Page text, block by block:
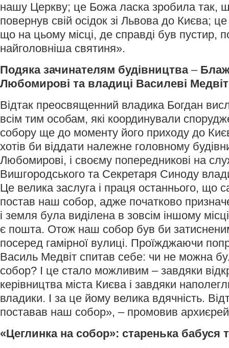
нашу Церкву; це Божа ласка зробила так,
повернув свій осідок зі Львова до Києва;
що на цьому місці, де справді був пустир,
найголовніша святиня».
Подяка зачинателям будівництва –
Любомирові та владиці Василеві
Відтак преосвященний владика Богдан
всім тим особам, які координували
собору ще до моменту його приходу до
хотів би віддати належне головному
Любомирові, і своєму попередникові на
Вишгородського та Секретаря Синоду
Це велика заслуга і праця останнього, що
постав наш собор, адже початково
і земля була виділена в зовсім іншому
є пошта. Отож наш собор був би
посеред гамірної вулиці. Проїжджаючи
Василь Медвіт спитав себе: чи не можна
собор? І це стало можливим – завдяки
керівництва міста Києва і завдяки
владики. І за це йому велика вдячність.
поставав наш собор», – промовив
«Цеглинка на собор»: старенька бабуся